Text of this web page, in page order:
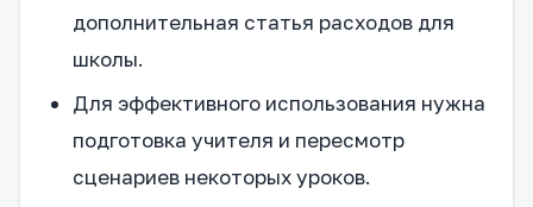
дополнительная статья расходов для
школы.
Для эффективного использования нужна
подготовка учителя и пересмотр
сценариев некоторых уроков.